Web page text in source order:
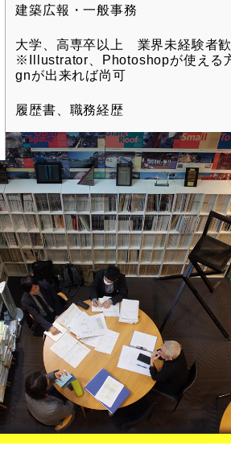
建築広報・一般事務
大学、高専卒以上 業界未経験者
※Illustrator、Photoshopが使える
gnが出来れば尚可
履歴書、職務経歴